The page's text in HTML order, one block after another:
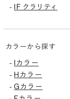
- IF クラリティ
カラーから探す
- Iカラー
- Hカラー
-Gカラー